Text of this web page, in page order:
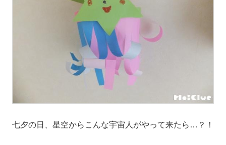
七夕の日、星空からこんな宇宙人がやって来たら…？！